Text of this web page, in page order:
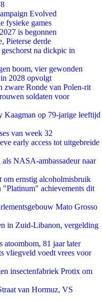
Evolved
fysieke games
is begonnen
Pieterse derde
na dickpic in
boom, vier gewonden
2028 opvolgt
zware Ronde van Polen-rit
soldaten voor
Kaagman op 79-jarige leeftijd
van week 32
early access tot uitgebreide
NASA-ambassadeur naar
om ernstig alcoholmisbruik
achievements dit
Mato Grosso
in Zuid-Libanon, vergelding
atoombom, 81 jaar later
vliegveld voedt vrees voor
insectenfabriek Protix om
van Hormuz, VS